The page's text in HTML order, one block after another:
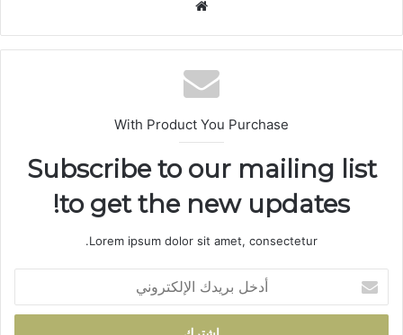
الوي
ب
With Product You Purchase
Subscribe to our mailing list
to get the new updates!
Lorem ipsum dolor sit amet, consectetur.
خ